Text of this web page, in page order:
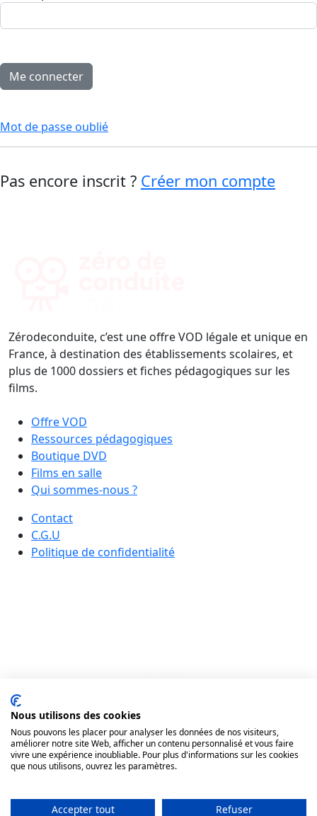
Mot de passe oublié
Pas encore inscrit ? Créer mon compte
Zérodeconduite, c’est une offre VOD légale et unique en
France, à destination des établissements scolaires, et
plus de 1000 dossiers et fiches pédagogiques sur les
films.
Offre VOD
Ressources pédagogiques
Boutique DVD
Films en salle
Qui sommes-nous ?
Contact
C.G.U
Politique de confidentialité
Nous utilisons des cookies
Nous pouvons les placer pour analyser les données de nos visiteurs,
améliorer notre site Web, afficher un contenu personnalisé et vous faire
vivre une expérience inoubliable. Pour plus d'informations sur les cookies
que nous utilisons, ouvrez les paramètres.
Accepter tout Refuser